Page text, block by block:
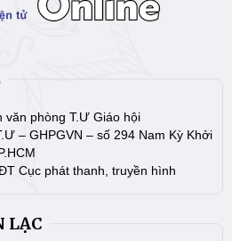
văn phòng T.Ư Giáo hội
– GHPGVN – số 294 Nam Kỳ Khởi
Cục phát thanh, truyền hình
LẠC